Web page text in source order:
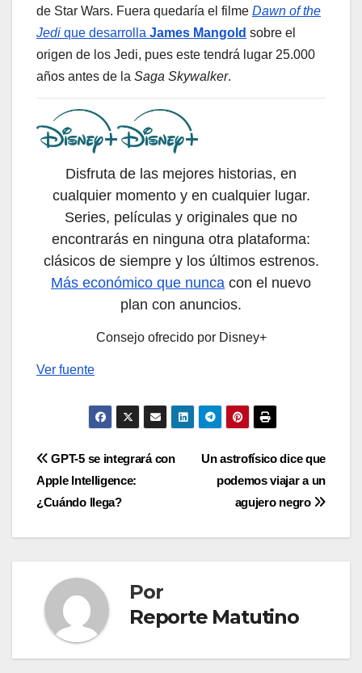
de Star Wars. Fuera quedaría el filme Dawn of the
Jedi que desarrolla James Mangold sobre el
origen de los Jedi, pues este tendrá lugar 25.000
años antes de la Saga Skywalker.
Disfruta de las mejores historias, en
cualquier momento y en cualquier lugar.
Series, películas y originales que no
encontrarás en ninguna otra plataforma:
clásicos de siempre y los últimos estrenos.
Más económico que nunca con el nuevo
plan con anuncios.
Consejo ofrecido por Disney+
Ver fuente
Navegación
de
entradas
Un astrofísico dice que
podemos viajar a un
agujero negro
GPT-5 se integrará con
Apple Intelligence:
¿Cuándo llega?
Por
Reporte Matutino